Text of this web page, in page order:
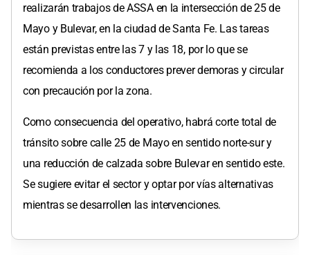
realizarán trabajos de ASSA en la intersección de 25 de
Mayo y Bulevar, en la ciudad de Santa Fe. Las tareas
están previstas entre las 7 y las 18, por lo que se
recomienda a los conductores prever demoras y circular
con precaución por la zona.
Como consecuencia del operativo, habrá corte total de
tránsito sobre calle 25 de Mayo en sentido norte-sur y
una reducción de calzada sobre Bulevar en sentido este.
Se sugiere evitar el sector y optar por vías alternativas
mientras se desarrollen las intervenciones.